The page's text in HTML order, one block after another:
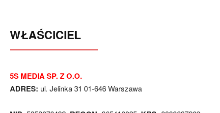
WŁAŚCICIEL
5S MEDIA SP. Z O.O.
ADRES: ul. Jelinka 31 01-646 Warszawa